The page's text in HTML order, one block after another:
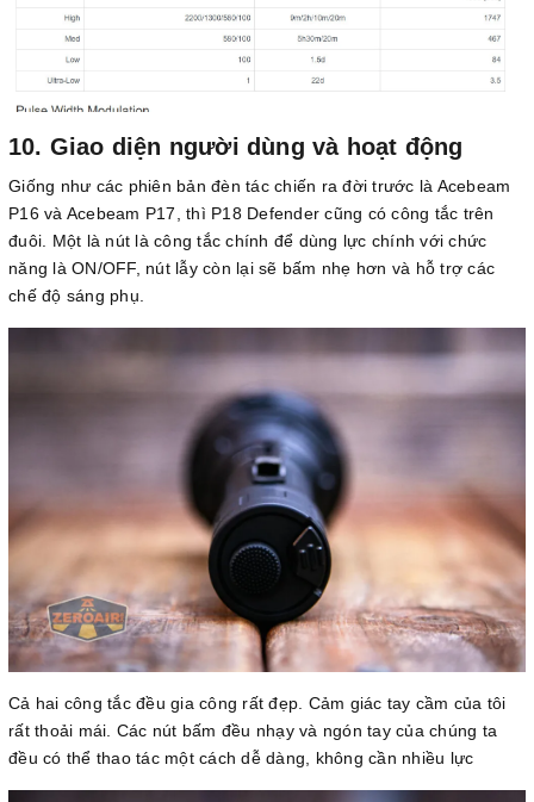
10. Giao diện người dùng và hoạt động
Giống như các phiên bản đèn tác chiến ra đời trước là Acebeam
P16 và Acebeam P17, thì P18 Defender cũng có công tắc trên
đuôi. Một là nút là công tắc chính để dùng lực chính với chức
năng là ON/OFF, nút lẫy còn lại sẽ bấm nhẹ hơn và hỗ trợ các
chế độ sáng phụ.
Cả hai công tắc đều gia công rất đẹp. Cảm giác tay cầm của tôi
rất thoải mái. Các nút bấm đều nhạy và ngón tay của chúng ta
đều có thể thao tác một cách dễ dàng, không cần nhiều lực